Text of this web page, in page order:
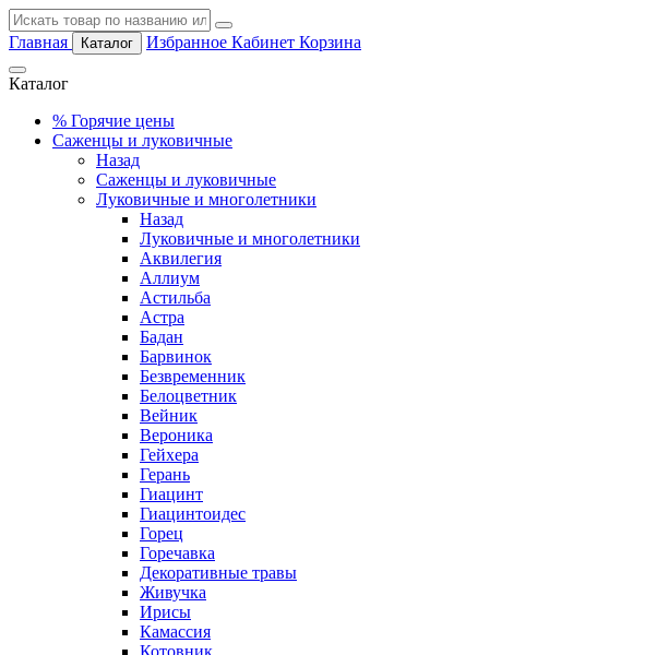
Главная Каталог Избранное Кабинет Корзина
Каталог
% Горячие цены
Саженцы и луковичные
Назад
Саженцы и луковичные
Луковичные и многолетники
Назад
Луковичные и многолетники
Аквилегия
Аллиум
Астильба
Астра
Бадан
Барвинок
Безвременник
Белоцветник
Вейник
Вероника
Гейхера
Герань
Гиацинт
Гиацинтоидес
Горец
Горечавка
Декоративные травы
Живучка
Ирисы
Камассия
Котовник